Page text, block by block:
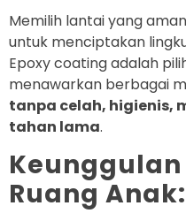
Memilih lantai yang
untuk menciptakan
Epoxy coating adalah
menawarkan berbagai
tanpa celah, higienis,
tahan lama.
Ruang Anak: